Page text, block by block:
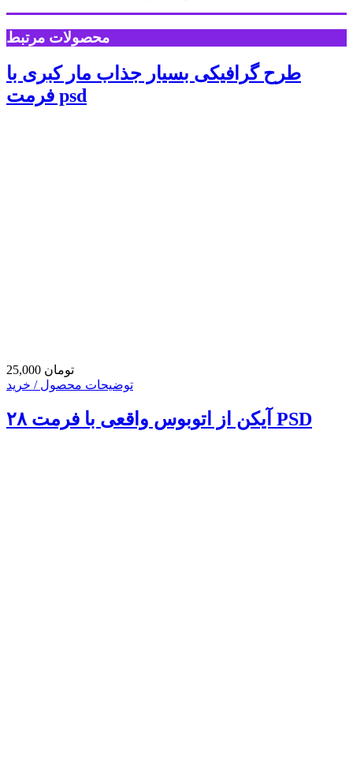
محصولات مرتبط
طرح گرافیکی بسیار جذاب مار کبری با
فرمت psd
25,000 تومان
توضیحات محصول / خرید
۲۸ آیکن از اتوبوس واقعی با فرمت PSD